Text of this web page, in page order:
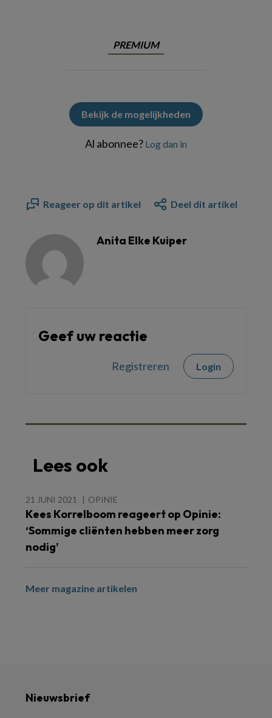
PREMIUM
Bekijk de mogelijkheden
Al abonnee? Log dan in
Reageer op dit artikel Deel dit artikel
Anita Elke Kuiper
Geef uw reactie
Registreren Login
Lees ook
21 JUNI 2021 OPINIE
Kees Korrelboom reageert op Opinie:
‘Sommige cliënten hebben meer zorg
nodig’
Meer magazine artikelen
Nieuwsbrief